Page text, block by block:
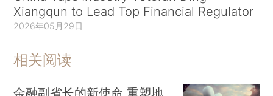
Xiangqun to Lead Top Financial Regulator
2026年05月29日
相关阅读
金融副省长的新使命 重塑地